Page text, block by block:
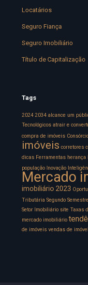
Locatários
Seguro Fiança
Seguro Imobiliário
Título de Capitalização
Tags
2024 2034 alcance um
Tecnológicos atrair e
compra de imóveis
imóveis corretores
dicas Ferramentas herança
população Inovação
Mercado
imobiliário 2023
Tributária Segundo
Setor Imobiliário site Taxas
mercado imobiliário
de imóveis vendas de imóvel